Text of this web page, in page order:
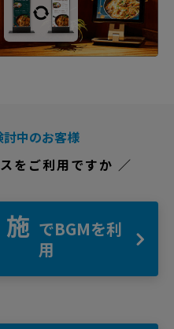
中のお客様
をご利用ですか ／
でBGMを利
用